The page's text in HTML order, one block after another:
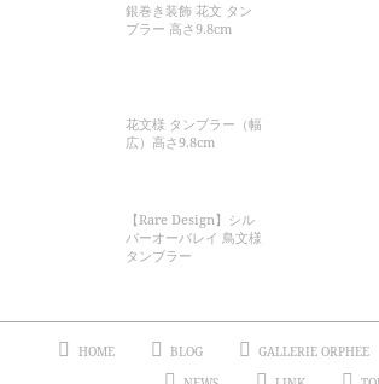
銀巻き装飾 花文 タン
ブラー 高さ9.8cm
花文様 タンブラー（幅
広）高さ9.8cm
【Rare Design】シル
バーオーバレイ 鳥文様
タンブラー
HOME BLOG GALLERIE ORPHEE